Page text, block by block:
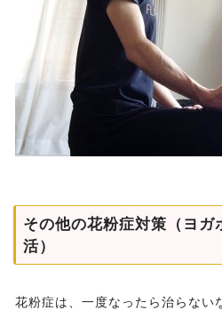
その他の花粉症対策（ヨガ
活）
花粉症は、一度なったら治らない